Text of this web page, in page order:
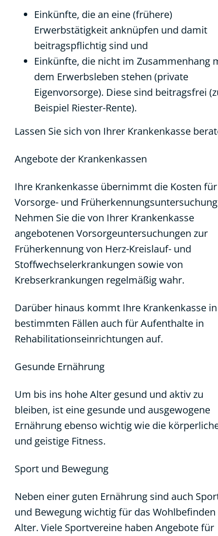
Einkünfte, die an eine (frühere)
Erwerbstätigkeit anknüpfen und damit
beitragspflichtig sind und
Einkünfte, die nicht im Zusammenhang
dem Erwerbsleben stehen (private
Eigenvorsorge). Diese sind beitragsfrei
Beispiel Riester-Rente).
Lassen Sie sich von Ihrer Krankenkasse
Angebote der Krankenkassen
Ihre Krankenkasse übernimmt die Kosten für
Vorsorge- und
Nehmen Sie die von Ihrer Krankenkasse
angebotenen Vorsorgeuntersuchungen zur
Früherkennung von Herz-Kreislauf- und
Stoffwechselerkrankungen sowie von
Krebserkrankungen regelmäßig wahr.
Darüber hinaus kommt Ihre Krankenkasse in
bestimmten Fällen auch für Aufenthalte in
Rehabilitationseinrichtungen auf.
Gesunde Ernährung
Um bis ins hohe Alter gesund und aktiv zu
bleiben, ist eine gesunde und ausgewogene
Ernährung ebenso wichtig wie die
und geistige Fitness.
Sport und Bewegung
Neben einer guten Ernährung sind auch
und Bewegung wichtig für das
Alter. Viele Sportvereine haben Angebote für